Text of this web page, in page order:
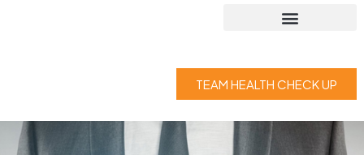
TEAM HEALTH CHECK UP